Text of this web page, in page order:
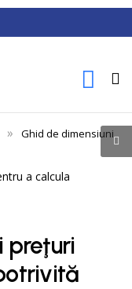
»
Ghid de dimensiuni
preţuri